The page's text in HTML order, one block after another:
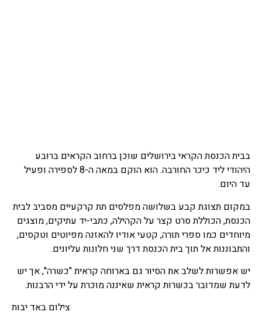
בבית הכנסת הקראי בירושלים שוכן ברחוב הקראים ברובע
היהודי ליד כיכר החורבה. הוא הוקם במאה ה-8 לספירה ופעיל
עד היום.
במקום תצוגת קבע בשלושה מפלסים תת קרקעיים מסביב לבית
הכנסת, הכוללת סרט קצר על הקהילה, כתבי-יד עתיקים, מוצגים
מיוחדים כמו ספרי תורה, קטעי אודיו להאזנה מפיוטים וטקסים,
והתבוננות אל תוך בית הכנסת דרך שני חלונות עליונים.
יש אפשרות לשלב את הסיור גם בארוחה קראית "כשרה", אך יש
לדעת שמדובר בכשרות קראית שאיננה מוכרת על ידי הרבנות.
צילום באד יבות